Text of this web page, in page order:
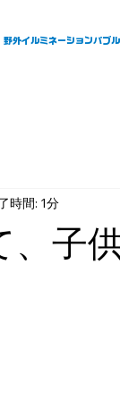
野外イルミネーションバブ
、子
時間: 1分